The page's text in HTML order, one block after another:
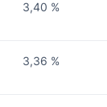
3,40 %
3,36 %